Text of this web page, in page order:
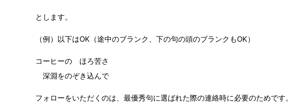
とします。
（例）以下はOK（途中のブランク、下の句の頭のブランクもOK）
コーヒーの ほろ苦さ
深淵をのぞき込んで
フォローをいただくのは、最優秀句に選ばれた際の連絡時に必要のためです。